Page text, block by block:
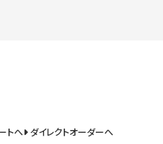
トへ ダイレクトオーダーへ